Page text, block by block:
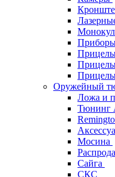
Оружейный
Ложа и
Тюнинг
Мосина
Сайга
СКС